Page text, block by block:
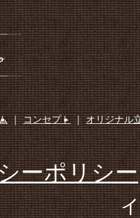
｜ コンセプト ｜ オリジナル
ーポリシー